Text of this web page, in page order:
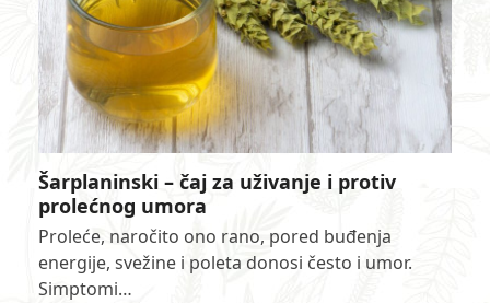
Šarplaninski – čaj za uživanje i protiv
prolećnog umora
Proleće, naročito ono rano, pored buđenja
energije, svežine i poleta donosi često i umor.
Simptomi…